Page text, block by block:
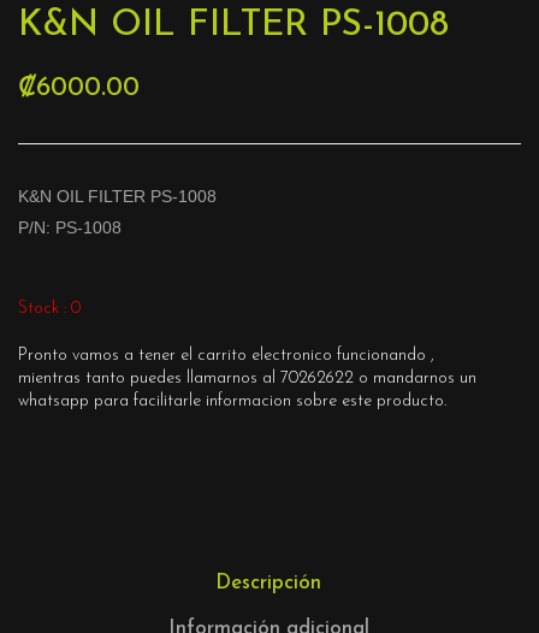
K&N OIL FILTER PS-1008
₡6000.00
K&N OIL FILTER PS-1008
P/N: PS-1008
Stock : 0
Pronto vamos a tener el carrito electronico funcionando ,
mientras tanto puedes llamarnos al 70262622 o mandarnos un
whatsapp para facilitarle informacion sobre este producto.
Descripción
Información adicional